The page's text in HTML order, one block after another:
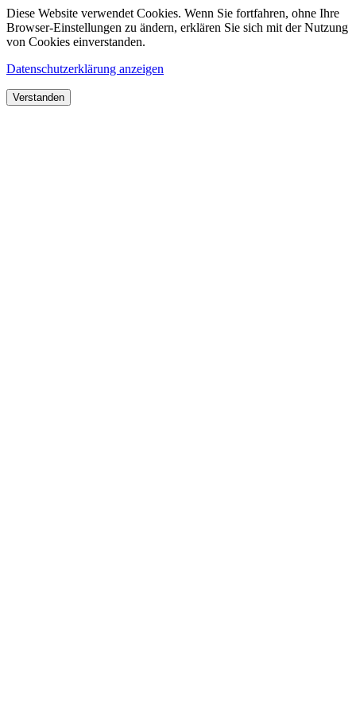
Diese Website verwendet Cookies. Wenn Sie fortfahren, ohne Ihre
Browser-Einstellungen zu ändern, erklären Sie sich mit der Nutzung
von Cookies einverstanden.
Datenschutzerklärung anzeigen
Verstanden